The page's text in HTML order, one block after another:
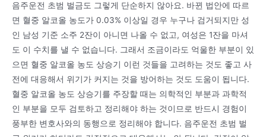
음주운전 초범 벌금도 그렇게 단순하지 않아요. 바뀐 법안에 따르
면 혈중 알코올 농도가 0.03% 이상일 경우 누구나 검거되지만 성
인 남성 기준 소주 2잔이 아니면 나올 수 없고, 여성은 1잔을 마셔
도 이 수치를 낼 수 없습니다. 그래서 조금이라도 억울한 부분이 있
으면 혈중 알코올 농도 상승기 이런 것들을 고려하는 것도 좋고 사
전에 대응해서 위기가 커지는 것을 방어하는 것도 도움이 됩니다.
혈중 알코올 농도 상승기를 주장할 때는 의학적인 부분과 과학적
인 부분을 모두 검토하고 정리해야 하는 것이므로 반드시 경험이
풍부한 변호사와의 동행으로 정리해야 합니다. 음주운전 초범 벌